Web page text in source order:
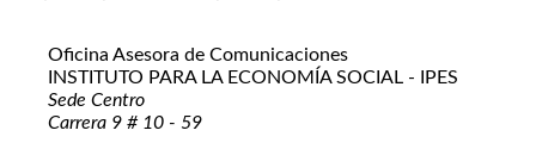
Oficina Asesora de Comunicaciones
INSTITUTO PARA LA ECONOMÍA SOCIAL - IPES
Sede Centro
Carrera 9 # 10 - 59